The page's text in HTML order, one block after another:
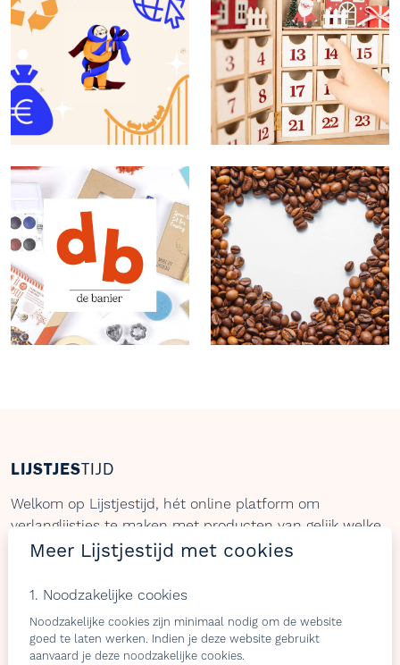
LIJSTJESTIJD
Welkom op Lijstjestijd, hét online platform om
verlanglijstjes te maken met producten van gelijk welke
webshop.
Bezoekers
Verlangslijstjes maken
Shops & belevingen
Wat is de L-club
Meer Lijstjestijd met cookies
1. Noodzakelijke cookies
Noodzakelijke cookies zijn minimaal nodig om de website
goed te laten werken. Indien je deze website gebruikt
aanvaard je deze noodzakelijke cookies.